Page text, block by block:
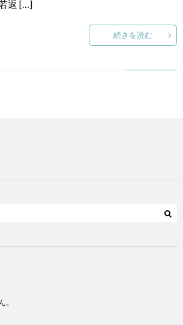
返 […]
続きを読む
。